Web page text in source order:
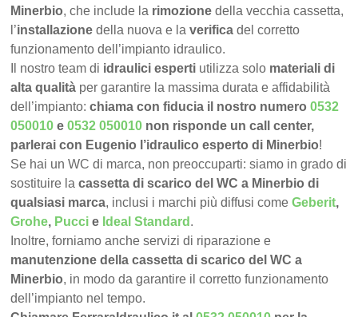
Minerbio, che include la rimozione della vecchia cassetta,
l’installazione della nuova e laverifica del corretto
funzionamento dell’impianto idraulico.
Il nostro team di idraulici esperti utilizza solo materiali di
alta qualità per garantire la massima durata e affidabilità
dell’impianto:chiama con fiducia il nostro numero0532
050010 e0532 050010 non risponde un call center,
parlerai con Eugenio l’idraulico esperto di Minerbio!
Se hai un WC di marca, non preoccuparti: siamo in grado di
sostituire lacassetta di scarico del WC a Minerbio di
qualsiasi marca, inclusi i marchi più diffusi comeGeberit,
Grohe, Pucci e Ideal Standard .
Inoltre, forniamo anche servizi di riparazione e
manutenzione della cassetta di scarico del WC a
Minerbio, in modo da garantire il corretto funzionamento
dell’impianto nel tempo.